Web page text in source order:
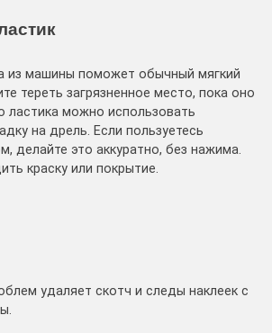
из машины поможет обычный мягкий
тереть загрязненное место, пока оно
ластика можно использовать
на дрель. Если пользуетесь
делайте это аккуратно, без нажима.
краску или покрытие.
удаляет скотч и следы наклеек с